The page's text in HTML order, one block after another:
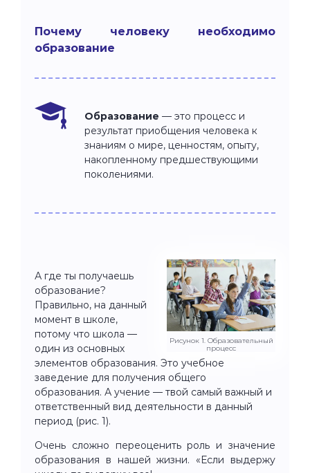
Почему человеку необходимо
образование
Образование — это процесс и
результат приобщения человека к
знаниям о мире, ценностям, опыту,
накопленному предшествующими
поколениями.
Рисунок 1. Образовательный
процесс
А где ты получаешь
образование?
Правильно, на данный
момент в школе,
потому что школа —
один из основных
элементов образования. Это учебное
заведение для получения общего
образования. А учение — твой самый важный и
ответственный вид деятельности в данный
период (рис. 1).
Очень сложно переоценить роль и значение
образования в нашей жизни. «Если выдержу